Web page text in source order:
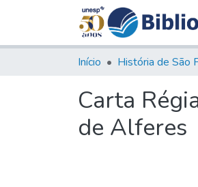
Início História de São
Carta
de Alferes